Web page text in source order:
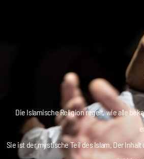
Die Islamische Religion regelt, wie alle
Sie ist der mystische Teil des Islam. Der